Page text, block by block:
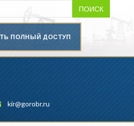
ПОИСК
ПОЛНЫЙ ДОСТУП
kir@gorobr.ru
промышленности